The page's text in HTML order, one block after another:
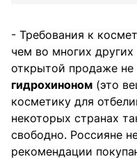
- Требования к
чем во многих
открытой продаже
гидрохиноном (это
косметику для
некоторых странах
свободно. Россияне
рекомендации